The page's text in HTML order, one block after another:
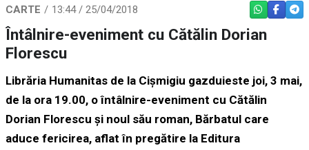
CARTE 13:44 / 25/04/2018 WHATSAPP
Întâlnire-eveniment cu Cătălin Dorian
Florescu
Librăria Humanitas de la Cișmigiu gazduieste joi, 3 mai,
de la ora 19.00, o întâlnire-eveniment cu Cătălin
Dorian Florescu și noul său roman, Bărbatul care
aduce fericirea, aflat în pregătire la Editura